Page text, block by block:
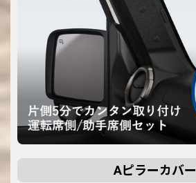
Aピラーカバー